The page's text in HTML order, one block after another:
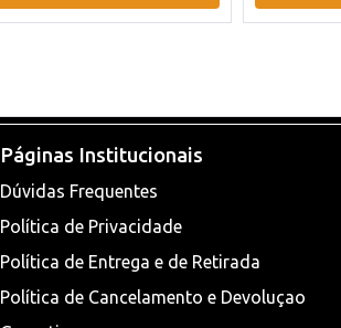
Páginas Institucionais
Dúvidas Frequentes
Política de Privacidade
Política de Entrega e de Retirada
Política de Cancelamento e Devoluçao